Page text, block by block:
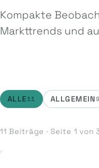
Kompakte
Markttrends und
ALLE11 ALLGEMEIN9
11 Beiträge · Seite 1 von